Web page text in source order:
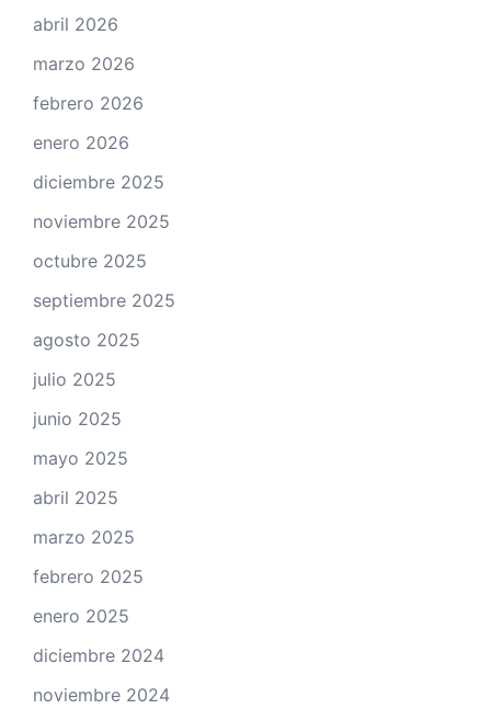
abril 2026
marzo 2026
febrero 2026
enero 2026
diciembre 2025
noviembre 2025
octubre 2025
septiembre 2025
agosto 2025
julio 2025
junio 2025
mayo 2025
abril 2025
marzo 2025
febrero 2025
enero 2025
diciembre 2024
noviembre 2024